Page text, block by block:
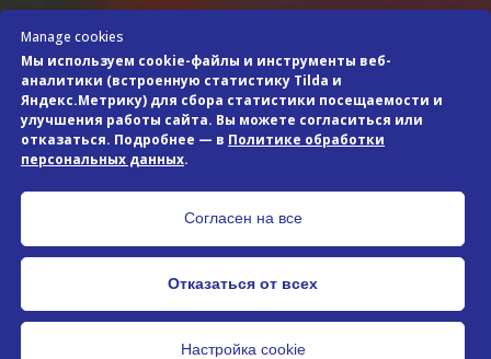
СТРОИТЕЛЬСТВО ТАМОЖЕННО-
ЛОГИСТИЧЕСКОГО ТЕРМИНАЛА
«КЯХТА»
356 000 000 ₽
Подробнее
Manage cookies
Мы используем cookie-файлы и инструменты веб-
аналитики (встроенную статистику Tilda и
Яндекс.Метрику) для сбора статистики посещаемости и
улучшения работы сайта. Вы можете согласиться или
отказаться. Подробнее — в Политике обработки
персональных данных.
Согласен на все
Отказаться от всех
Настройка cookie